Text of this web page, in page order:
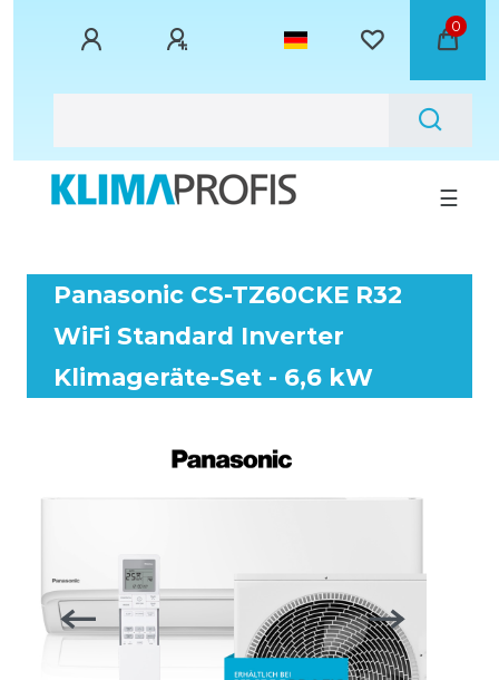
0
☰
Panasonic CS-TZ60CKE R32
WiFi Standard Inverter
Klimageräte-Set - 6,6 kW